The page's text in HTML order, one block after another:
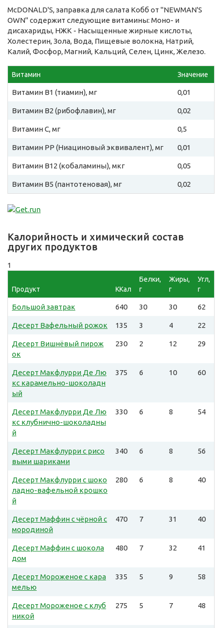
McDONALD'S, заправка для салата Кобб от "NEWMAN'S
OWN" содержит следующие витамины: Моно- и
дисахариды, НЖК - Насыщенные жирные кислоты,
Холестерин, Зола, Вода, Пищевые волокна, Натрий,
Калий, Фосфор, Магний, Кальций, Селен, Цинк, Железо.
Витамин Значение
Витамин B1 (тиамин), мг 0,01
Витамин B2 (рибофлавин), мг 0,02
Витамин C, мг 0,5
Витамин PP (Ниациновый эквивалент), мг 0,01
Витамин B12 (кобаламины), мкг 0,05
Витамин B5 (пантотеновая), мг 0,02
Калорийность и химический состав
других продуктов
1
Продукт ККал
Белки,
г
Жиры,
г
Угл,
г
Большой завтрак 640 30 30 62
Десерт Вафельный рожок 135 3 4 22
Десерт Вишнёвый пирож
ок
230 2 12 29
Десерт Макфлурри Де Лю
кс карамельно-шоколадн
ый
375 6 10 60
Десерт Макфлурри Де Лю
кс клубнично-шоколадны
й
330 6 8 54
Десерт Макфлурри с рисо
выми шариками
340 6 8 56
Десерт Макфлурри с шоко
ладно-вафельной крошко
й
280 6 8 40
Десерт Маффин с чёрной с
мородиной
470 7 31 40
Десерт Маффин с шокола
дом
480 7 32 41
Десерт Мороженое с кара
мелью
335 5 9 58
Десерт Мороженое с клуб
никой
275 5 7 48